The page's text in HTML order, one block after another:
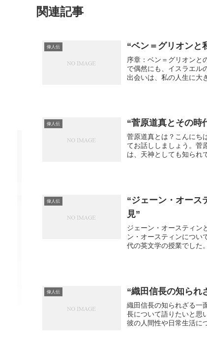
関連記事
偉人伝 “ベン＝グリオンと
序章：ベン＝グリオンと
で偶然にも、イスラエル
出会いは、私の人生に大
偉人伝 “菅原道真とその時
菅原道真とは？こんにち
てお話ししましょう。菅
は、天神としても知られ
偉人伝
“ジェーン・オース
見”
ジェーン・オースティン
ン・オースティンについ
代の英文学の授業でした
偉人伝 “織田信長の知られ
織田信長の知られざる一
長について語りたいと思
彼の人間性や日常生活に